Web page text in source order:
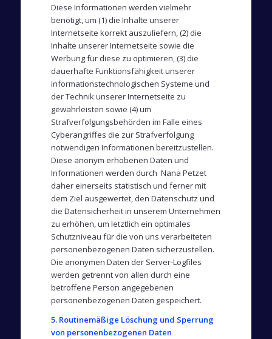
Diese Informationen werden vielmehr
benötigt, um (1) die Inhalte unserer
Internetseite korrekt auszuliefern, (2) die
Inhalte unserer Internetseite sowie die
Werbung für diese zu optimieren, (3) die
dauerhafte Funktionsfähigkeit unserer
informationstechnologischen Systeme und
der Technik unserer Internetseite zu
gewährleisten sowie (4) um
Strafverfolgungsbehörden im Falle eines
Cyberangriffes die zur Strafverfolgung
notwendigen Informationen bereitzustellen.
Diese anonym erhobenen Daten und
Informationen werden durch Nana Petzet
daher einerseits statistisch und ferner mit
dem Ziel ausgewertet, den Datenschutz und
die Datensicherheit in unserem Unternehmen
zu erhöhen, um letztlich ein optimales
Schutzniveau für die von uns verarbeiteten
personenbezogenen Daten sicherzustellen.
Die anonymen Daten der Server-Logfiles
werden getrennt von allen durch eine
betroffene Person angegebenen
personenbezogenen Daten gespeichert.
5. Routinemäßige Löschung und Sperrung
von personenbezogenen Daten